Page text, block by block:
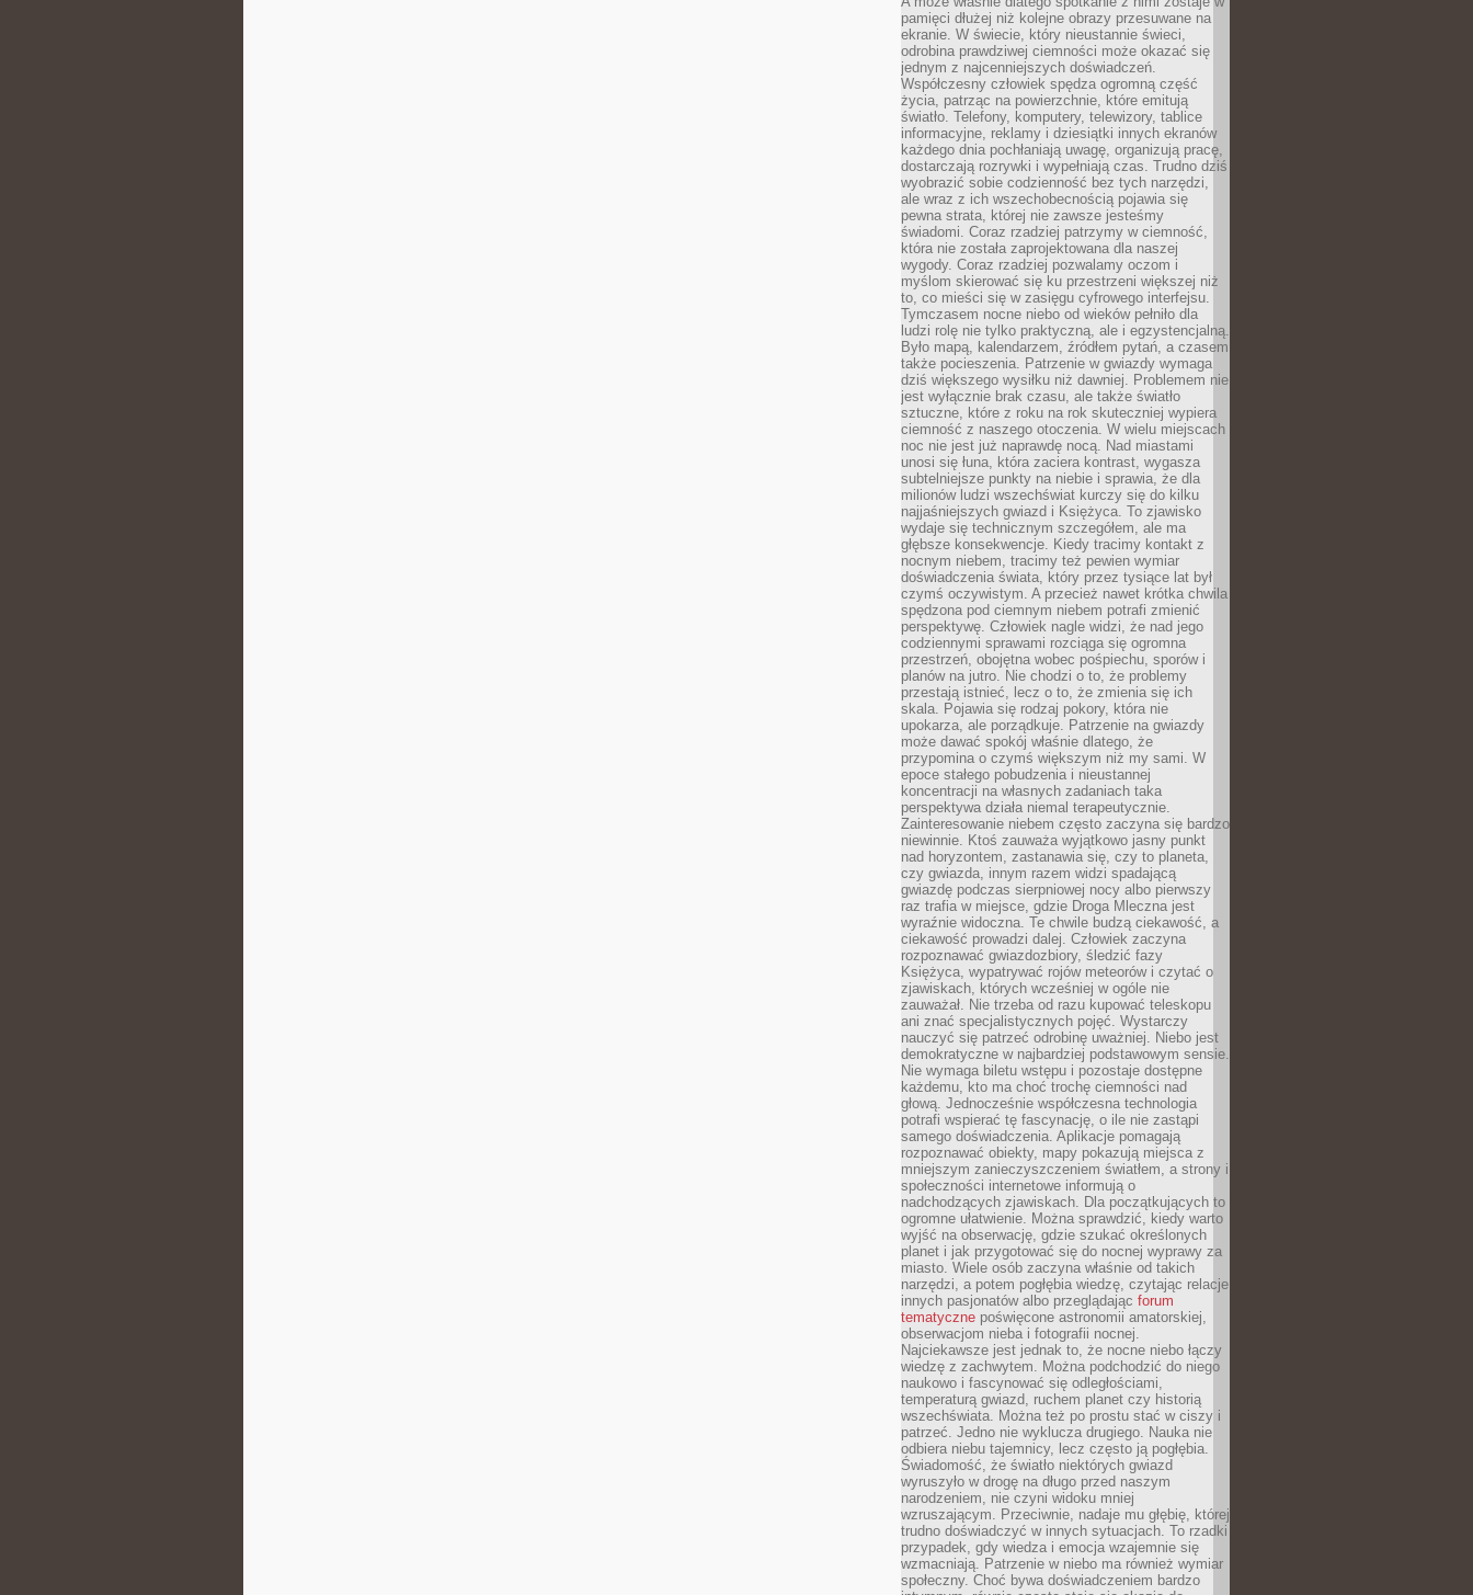
pamięci dłużej niż kolejne obrazy przesuwane na
ekranie. W świecie, który nieustannie świeci,
odrobina prawdziwej ciemności może okazać się
jednym z najcenniejszych doświadczeń.
Współczesny człowiek spędza ogromną część
życia, patrząc na powierzchnie, które emitują
światło. Telefony, komputery, telewizory, tablice
informacyjne, reklamy i dziesiątki innych ekranów
każdego dnia pochłaniają uwagę, organizują pracę,
dostarczają rozrywki i wypełniają czas. Trudno dziś
wyobrazić sobie codzienność bez tych narzędzi,
ale wraz z ich wszechobecnością pojawia się
pewna strata, której nie zawsze jesteśmy
świadomi. Coraz rzadziej patrzymy w ciemność,
która nie została zaprojektowana dla naszej
wygody. Coraz rzadziej pozwalamy oczom i
myślom skierować się ku przestrzeni większej niż
to, co mieści się w zasięgu cyfrowego interfejsu.
Tymczasem nocne niebo od wieków pełniło dla
ludzi rolę nie tylko praktyczną, ale i egzystencjalną.
Było mapą, kalendarzem, źródłem pytań, a czasem
także pocieszenia. Patrzenie w gwiazdy wymaga
dziś większego wysiłku niż dawniej. Problemem nie
jest wyłącznie brak czasu, ale także światło
sztuczne, które z roku na rok skuteczniej wypiera
ciemność z naszego otoczenia. W wielu miejscach
noc nie jest już naprawdę nocą. Nad miastami
unosi się łuna, która zaciera kontrast, wygasza
subtelniejsze punkty na niebie i sprawia, że dla
milionów ludzi wszechświat kurczy się do kilku
najjaśniejszych gwiazd i Księżyca. To zjawisko
wydaje się technicznym szczegółem, ale ma
głębsze konsekwencje. Kiedy tracimy kontakt z
nocnym niebem, tracimy też pewien wymiar
doświadczenia świata, który przez tysiące lat był
czymś oczywistym. A przecież nawet krótka chwila
spędzona pod ciemnym niebem potrafi zmienić
perspektywę. Człowiek nagle widzi, że nad jego
codziennymi sprawami rozciąga się ogromna
przestrzeń, obojętna wobec pośpiechu, sporów i
planów na jutro. Nie chodzi o to, że problemy
przestają istnieć, lecz o to, że zmienia się ich
skala. Pojawia się rodzaj pokory, która nie
upokarza, ale porządkuje. Patrzenie na gwiazdy
może dawać spokój właśnie dlatego, że
przypomina o czymś większym niż my sami. W
epoce stałego pobudzenia i nieustannej
koncentracji na własnych zadaniach taka
perspektywa działa niemal terapeutycznie.
Zainteresowanie niebem często zaczyna się bardzo
niewinnie. Ktoś zauważa wyjątkowo jasny punkt
nad horyzontem, zastanawia się, czy to planeta,
czy gwiazda, innym razem widzi spadającą
gwiazdę podczas sierpniowej nocy albo pierwszy
raz trafia w miejsce, gdzie Droga Mleczna jest
wyraźnie widoczna. Te chwile budzą ciekawość, a
ciekawość prowadzi dalej. Człowiek zaczyna
rozpoznawać gwiazdozbiory, śledzić fazy
Księżyca, wypatrywać rojów meteorów i czytać o
zjawiskach, których wcześniej w ogóle nie
zauważał. Nie trzeba od razu kupować teleskopu
ani znać specjalistycznych pojęć. Wystarczy
nauczyć się patrzeć odrobinę uważniej. Niebo jest
demokratyczne w najbardziej podstawowym sensie.
Nie wymaga biletu wstępu i pozostaje dostępne
każdemu, kto ma choć trochę ciemności nad
głową. Jednocześnie współczesna technologia
potrafi wspierać tę fascynację, o ile nie zastąpi
samego doświadczenia. Aplikacje pomagają
rozpoznawać obiekty, mapy pokazują miejsca z
mniejszym zanieczyszczeniem światłem, a strony i
społeczności internetowe informują o
nadchodzących zjawiskach. Dla początkujących to
ogromne ułatwienie. Można sprawdzić, kiedy warto
wyjść na obserwację, gdzie szukać określonych
planet i jak przygotować się do nocnej wyprawy za
miasto. Wiele osób zaczyna właśnie od takich
narzędzi, a potem pogłębia wiedzę, czytając relacje
innych pasjonatów albo przeglądając forum
tematyczne poświęcone astronomii amatorskiej,
obserwacjom nieba i fotografii nocnej.
Najciekawsze jest jednak to, że nocne niebo łączy
wiedzę z zachwytem. Można podchodzić do niego
naukowo i fascynować się odległościami,
temperaturą gwiazd, ruchem planet czy historią
wszechświata. Można też po prostu stać w ciszy i
patrzeć. Jedno nie wyklucza drugiego. Nauka nie
odbiera niebu tajemnicy, lecz często ją pogłębia.
Świadomość, że światło niektórych gwiazd
wyruszyło w drogę na długo przed naszym
narodzeniem, nie czyni widoku mniej
wzruszającym. Przeciwnie, nadaje mu głębię, której
trudno doświadczyć w innych sytuacjach. To rzadki
przypadek, gdy wiedza i emocja wzajemnie się
wzmacniają. Patrzenie w niebo ma również wymiar
społeczny. Choć bywa doświadczeniem bardzo